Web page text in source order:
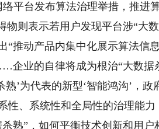
台发布算法治理举措，推进
物则表示若用户发现平台涉“大
“推动产品内集中化展示算法信
企业的自律将成为根治“大数据
’为代表的新型‘智能鸿沟’，政
性、系统性和全局性的治理能力
”，如何平衡技术创新和用户